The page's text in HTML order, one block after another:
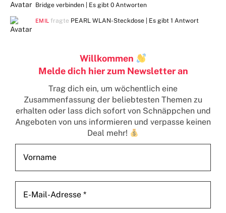
Bridge verbinden | Es gibt 0 Antworten
EMIL fragte PEARL WLAN-Steckdose | Es gibt1 Antwort
Willkommen
Melde dich hier zum Newsletter an
Trag dich ein, um wöchentlich eine
Zusammenfassung der beliebtesten Themen zu
erhaltenoder lass dich sofort von Schnäppchen und
Angeboten von uns informieren und verpasse keinen
Deal mehr!